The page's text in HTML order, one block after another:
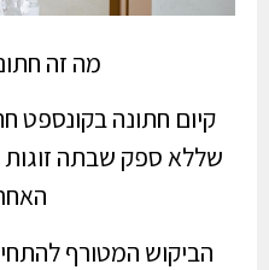
מה זה
שללא ספק שבתה זוגות
הביקוש המטורף